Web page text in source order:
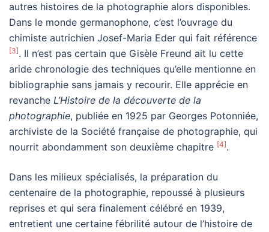
autres histoires de la photographie alors disponibles.
Dans le monde germanophone, c’est l’ouvrage du
chimiste autrichien Josef-Maria Eder qui fait référence
[3]. Il n’est pas certain que Gisèle Freund ait lu cette
aride chronologie des techniques qu’elle mentionne en
bibliographie sans jamais y recourir. Elle apprécie en
revanche L’Histoire de la découverte de la
photographie, publiée en 1925 par Georges Potonniée,
archiviste de la Société française de photographie, qui
nourrit abondamment son deuxième chapitre [4].
Dans les milieux spécialisés, la préparation du
centenaire de la photographie, repoussé à plusieurs
reprises et qui sera finalement célébré en 1939,
entretient une certaine fébrilité autour de l’histoire de